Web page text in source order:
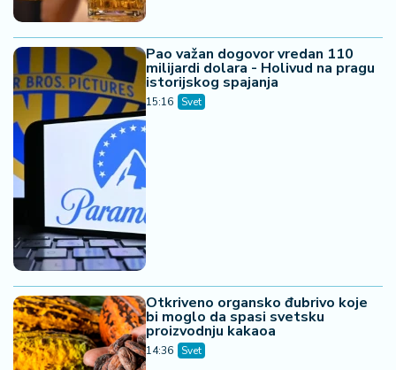
Pao važan dogovor vredan 110
milijardi dolara - Holivud na pragu
istorijskog spajanja
15:16 Svet
Otkriveno organsko đubrivo koje
bi moglo da spasi svetsku
proizvodnju kakaoa
14:36 Svet